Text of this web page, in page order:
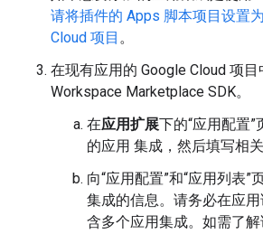
请将插件的 Apps 脚本项目设置
Cloud 项目 。
在现有应用的 Google Cloud 项
Workspace Marketplace SDK。
在应用扩展下的“应用配置
的应用 集成，然后填写相关
向“应用配置”和“应用列表”
集成的信息。请务必在应
含多个应用集成。如需了